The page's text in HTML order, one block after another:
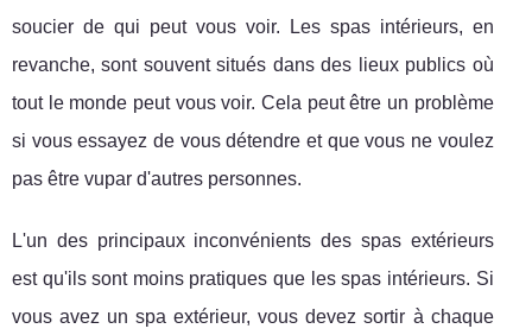
soucier de qui peut vous voir. Les spas intérieurs, en
revanche, sont souvent situés dans des lieux publics où
tout le monde peut vous voir. Cela peut être un problème
si vous essayez de vous détendre et que vous ne voulez
pas être vupar d'autres personnes.
L'un des principaux inconvénients des spas extérieurs
est qu'ils sont moins pratiques que les spas intérieurs. Si
vous avez un spa extérieur, vous devez sortir à chaque